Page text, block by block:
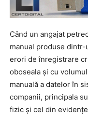
Când un angajat
manual produse
erori de înregistrare
oboseala și cu
manuală a datelor în
companii, principala
fizic și cel din